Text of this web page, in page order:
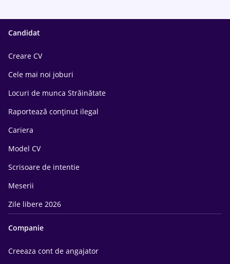
Candidat
Creare CV
Cele mai noi joburi
Locuri de munca Străinătate
Raportează conținut ilegal
Cariera
Model CV
Scrisoare de intentie
Meserii
Zile libere 2026
Companie
Creeaza cont de angajator